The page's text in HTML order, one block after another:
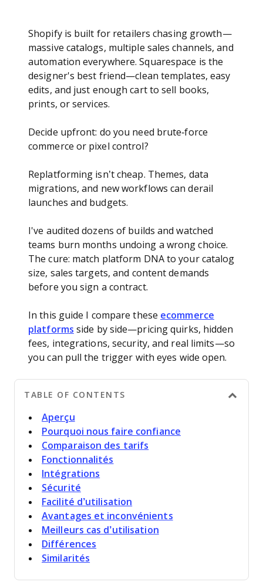
Shopify is built for retailers chasing growth—
massive catalogs, multiple sales channels, and
automation everywhere. Squarespace is the
designer's best friend—clean templates, easy
edits, and just enough cart to sell books,
prints, or services.
Decide upfront: do you need brute‑force
commerce or pixel control?
Replatforming isn’t cheap. Themes, data
migrations, and new workflows can derail
launches and budgets.
I've audited dozens of builds and watched
teams burn months undoing a wrong choice.
The cure: match platform DNA to your catalog
size, sales targets, and content demands
before you sign a contract.
In this guide I compare these ecommerce
platforms side by side—pricing quirks, hidden
fees, integrations, security, and real limits—so
you can pull the trigger with eyes wide open.
TABLE OF CONTENTS
Aperçu
Pourquoi nous faire confiance
Comparaison des tarifs
Fonctionnalités
Intégrations
Sécurité
Facilité d’utilisation
Avantages et inconvénients
Meilleurs cas d’utilisation
Différences
Similarités